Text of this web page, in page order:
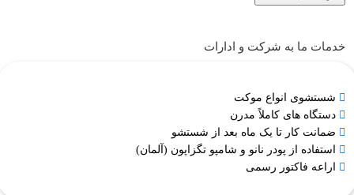
خدمات ما به شرکت و ادارات
شستشوی انواع موکت
دستگاه های کاملاً مدرن
ضمانت کار تا یک ماه بعد از شستشو
استفاده از پودر نانو و شامپو تگزاپون (آلمان)
اراعه فاکتور رسمی